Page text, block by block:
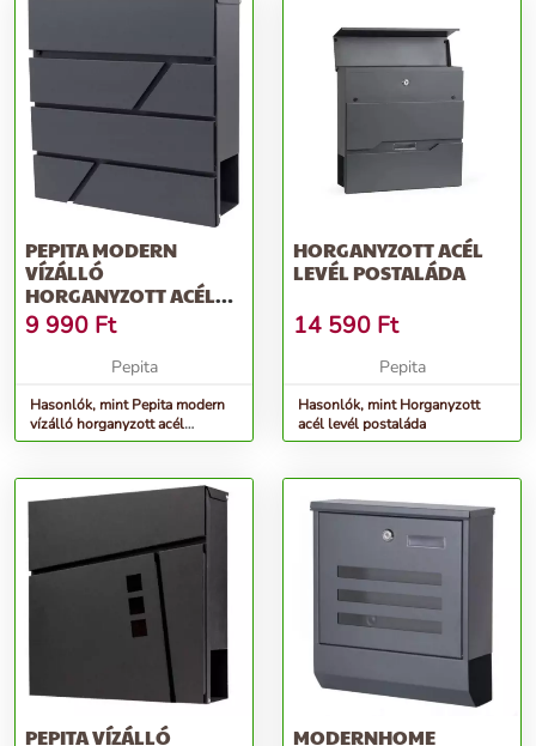
PEPITA MODERN
VÍZÁLLÓ
HORGANYZOTT ACÉL
POSTALÁDA -
ANTRACIT
9 990 Ft
Pepita
Hasonlók, mint Pepita modern
vízálló horganyzott acél
Postaláda - antracit
HORGANYZOTT ACÉL
LEVÉL POSTALÁDA
14 590 Ft
Pepita
Hasonlók, mint Horganyzott
acél levél postaláda
PEPITA VÍZÁLLÓ
MODERNHOME